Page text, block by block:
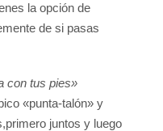
la opción de
de si pasas
con tus pies»
«punta-talón» y
juntos y luego